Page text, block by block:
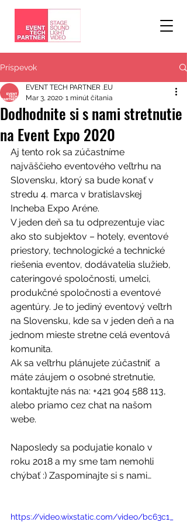
Príspevok
Dodhodnite si s nami stretnutie
na Event Expo 2020
EVENT TECH PARTNER .EU
Mar 3, 2020 1 minút čítania
Aj tento rok sa zúčastníme
najväščieho eventového veľtrhu na
Slovensku, ktorý sa bude konať v
stredu 4. marca v bratislavskej
Incheba Expo Aréne.
V jeden deň sa tu odprezentuje viac
ako sto subjektov – hotely, eventové
priestory, technologické a technické
riešenia eventov, dodávatelia služieb,
cateringové spoločnosti, umelci,
produkčné spoločnosti a eventové
agentúry. Je to jediný eventový veľtrh
na Slovensku, kde sa v jeden deň a na
jednom mieste stretne celá eventová
komunita.
Ak sa veľtrhu plánujete zúčastniť  a
máte záujem o osobné stretnutie,
kontaktujte nás na: +421 904 588 113,
alebo priamo cez chat na našom
webe.
Naposledy sa podujatie konalo v
roku 2018 a my sme tam nemohli
chýbať :) Zaspomínajte si s nami…
https://video.wixstatic.com/video/bc63c1_